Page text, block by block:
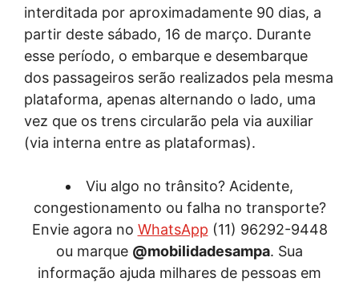
interditada por aproximadamente 90 dias, a
partir deste sábado, 16 de março. Durante
esse período, o embarque e desembarque
dos passageiros serão realizados pela mesma
plataforma, apenas alternando o lado, uma
vez que os trens circularão pela via auxiliar
(via interna entre as plataformas).
Viu algo no trânsito? Acidente,
congestionamento ou falha no transporte?
Envie agora no WhatsApp (11) 96292-9448
ou marque @mobilidadesampa. Sua
informação ajuda milhares de pessoas em